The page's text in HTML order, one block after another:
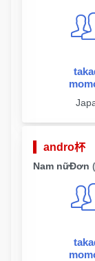
andro杯
Nam nữĐơn